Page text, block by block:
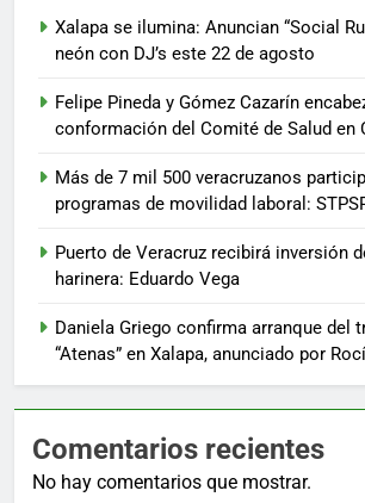
Xalapa se ilumina: Anuncian “Social
neón con DJ’s este 22 de agosto
Felipe Pineda y Gómez Cazarín
conformación del Comité de Salud en
Más de 7 mil 500 veracruzanos
programas de movilidad laboral:
Puerto de Veracruz recibirá inversión
harinera: Eduardo Vega
Daniela Griego confirma arranque del
“Atenas” en Xalapa, anunciado por
Comentarios recientes
No hay comentarios que mostrar.